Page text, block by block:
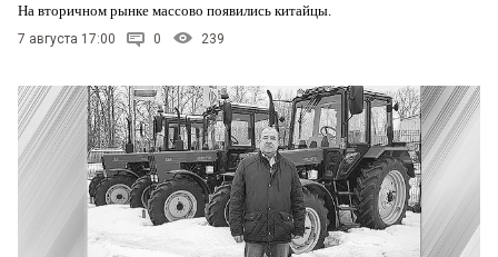
На вторичном рынке массово появились китайцы.
7 августа 17:00 0 239